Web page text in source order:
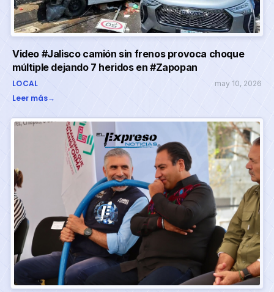
Video #Jalisco camión sin frenos provoca choque
múltiple dejando 7 heridos en #Zapopan
LOCAL may 10, 2026
Leer más→